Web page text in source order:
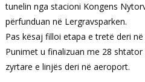
tunelin nga stacioni Kongens
përfunduan në Lergravsparken.
Pas kësaj filloi etapa e tretë deri
Punimet u finalizuan me 28
zyrtare e linjës deri në aeroport.